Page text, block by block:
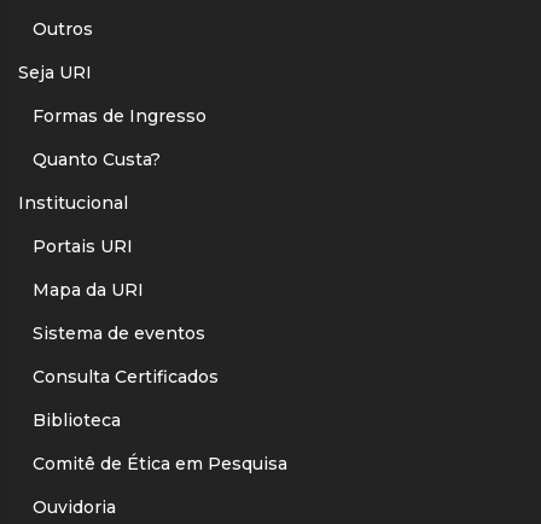
Outros
Seja URI
Formas de Ingresso
Quanto Custa?
Institucional
Portais URI
Mapa da URI
Sistema de eventos
Consulta Certificados
Biblioteca
Comitê de Ética em Pesquisa
Ouvidoria